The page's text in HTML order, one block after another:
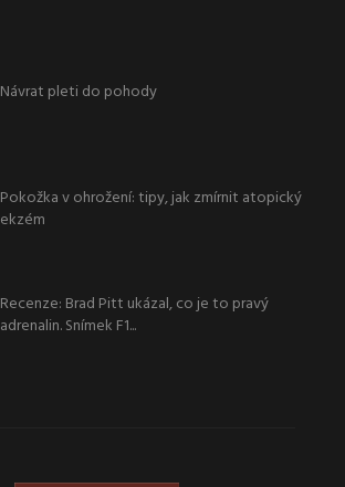
Návrat pleti do pohody
Pokožka v ohrožení: tipy, jak zmírnit atopický
ekzém
Recenze: Brad Pitt ukázal, co je to pravý
adrenalin. Snímek F1...